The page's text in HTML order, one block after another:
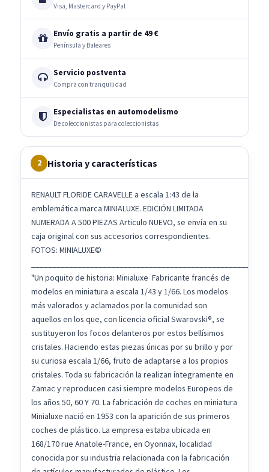
Visa, Mastercard y PayPal
Envío gratis a partir de 49 €
Península y Baleares
Servicio postventa
Compra con tranquilidad
Especialistas en automodelismo
De coleccionistas para coleccionistas
2 Historia y características
RENAULT FLORIDE CARAVELLE a escala 1:43 de la
emblemática marca MINIALUXE. EDICIÓN LIMITADA
NUMERADA A 500 PIEZAS Articulo NUEVO, se envía en su
caja original con sus accesorios correspondientes.
FOTOS: MINIALUXE©
"Un poquito de historia: Minialuxe Fabricante francés de
modelos en miniatura a escala 1/43 y 1/66. Los modelos
más valorados y aclamados por la comunidad son
aquellos en los que, con licencia oficial Swarovski®, se
sustituyeron los focos delanteros por estos bellísimos
cristales. Haciendo estas piezas únicas por su brillo y por
su curiosa escala 1/66, fruto de adaptarse a los propios
cristales. Toda su fabricación la realizan íntegramente en
Zamac y reproducen casi siempre modelos Europeos de
los años 50, 60 Y 70. La fabricación de coches en miniatura
Minialuxe nació en 1953 con la aparición de sus primeros
coches de plástico. La empresa estaba ubicada en
168/170 rue Anatole-France, en Oyonnax, localidad
conocida por su industria relacionada con la fabricación